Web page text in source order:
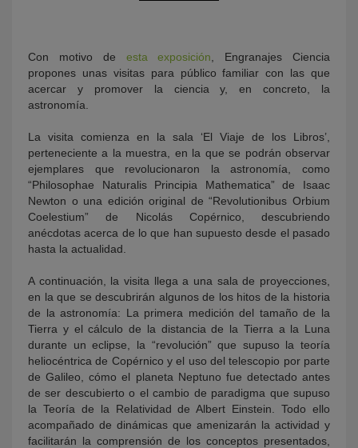
Con motivo de esta exposición , Engranajes Ciencia
propones unas visitas para público familiar con las que
acercar y promover la ciencia y, en concreto, la
astronomía.
La visita comienza en la sala ‘El Viaje de los Libros’,
perteneciente a la muestra, en la que se podrán observar
ejemplares que revolucionaron la astronomía, como
“Philosophae Naturalis Principia Mathematica” de Isaac
Newton o una edición original de “Revolutionibus Orbium
Coelestium” de Nicolás Copérnico, descubriendo
anécdotas acerca de lo que han supuesto desde el pasado
hasta la actualidad.
A continuación, la visita llega a una sala de proyecciones,
en la que se descubrirán algunos de los hitos de la historia
de la astronomía: La primera medición del tamaño de la
Tierra y el cálculo de la distancia de la Tierra a la Luna
durante un eclipse, la “revolución” que supuso la teoría
heliocéntrica de Copérnico y el uso del telescopio por parte
de Galileo, cómo el planeta Neptuno fue detectado antes
de ser descubierto o el cambio de paradigma que supuso
la Teoría de la Relatividad de Albert Einstein. Todo ello
acompañado de dinámicas que amenizarán la actividad y
facilitarán la comprensión de los conceptos presentados,